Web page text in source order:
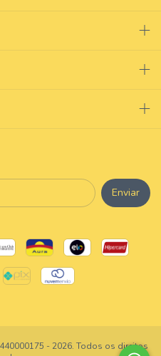
- 2026. Todos os direitos